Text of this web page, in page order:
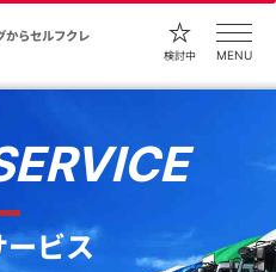
からセルフクレ
検討中 MENU
ービス